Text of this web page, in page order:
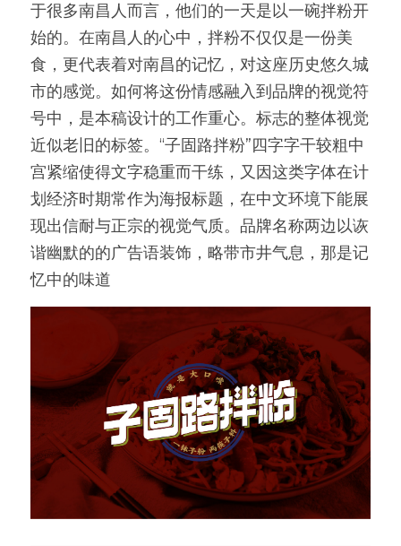
于很多南昌人而言，他们的一天是以一碗拌粉开
始的。在南昌人的心中，拌粉不仅仅是一份美
食，更代表着对南昌的记忆，对这座历史悠久城
市的感觉。如何将这份情感融入到品牌的视觉符
号中，是本稿设计的工作重心。标志的整体视觉
近似老旧的标签。“子固路拌粉”四字字干较粗中
宫紧缩使得文字稳重而干练，又因这类字体在计
划经济时期常作为海报标题，在中文环境下能展
现出信耐与正宗的视觉气质。品牌名称两边以诙
谐幽默的的广告语装饰，略带市井气息，那是记
忆中的味道